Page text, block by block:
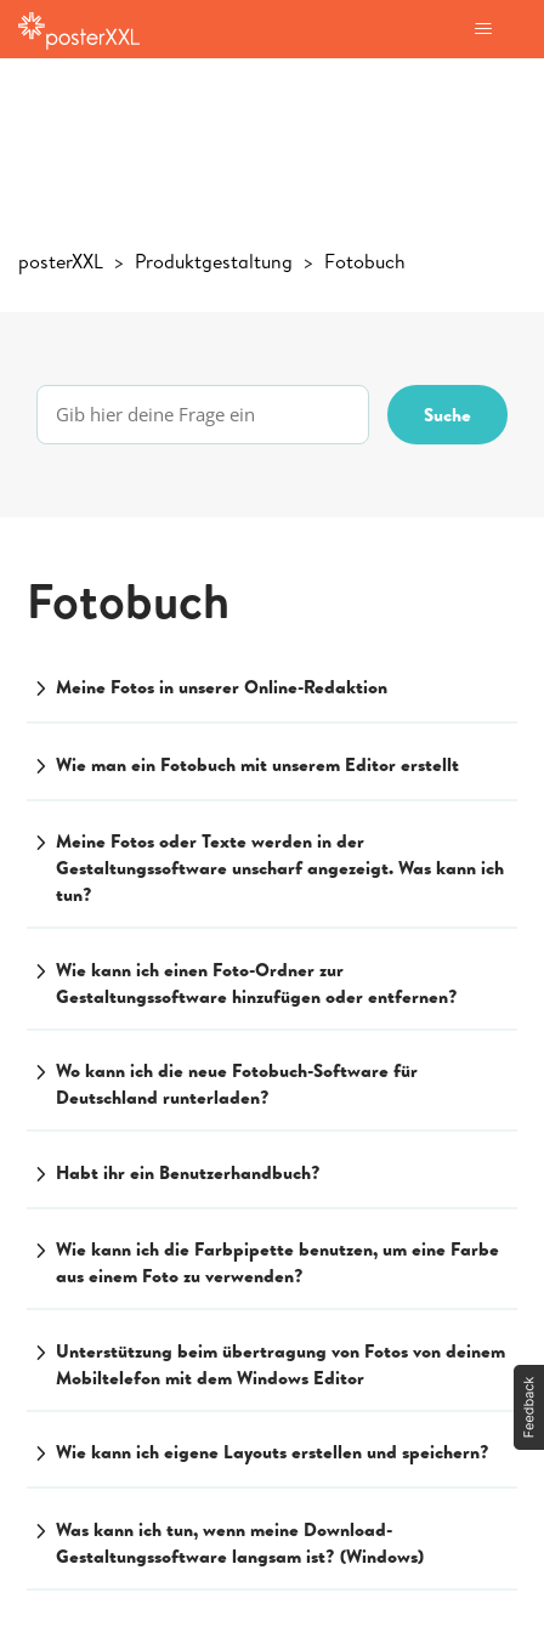
posterXXL Produktgestaltung Fotobuch
Fotobuch
chevron_rightMeine Fotos in unserer Online-Redaktion
chevron_rightWie man ein Fotobuch mit unserem Editor erstellt
chevron_rightMeine Fotos oder Texte werden in der
Gestaltungssoftware unscharf angezeigt. Was kann ich
tun?
chevron_rightWie kann ich einen Foto-Ordner zur
Gestaltungssoftware hinzufügen oder entfernen?
chevron_rightWo kann ich die neue Fotobuch-Software für
Deutschland runterladen?
chevron_right Habt ihr ein Benutzerhandbuch?
chevron_rightWie kann ich die Farbpipette benutzen, um eine Farbe
aus einem Foto zu verwenden?
chevron_right Unterstützung beim übertragung von Fotos von deinem
Mobiltelefon mit dem Windows Editor
chevron_rightWie kann ich eigene Layouts erstellen und speichern?
chevron_rightWas kann ich tun, wenn meine Download-
Gestaltungssoftware langsam ist? (Windows)